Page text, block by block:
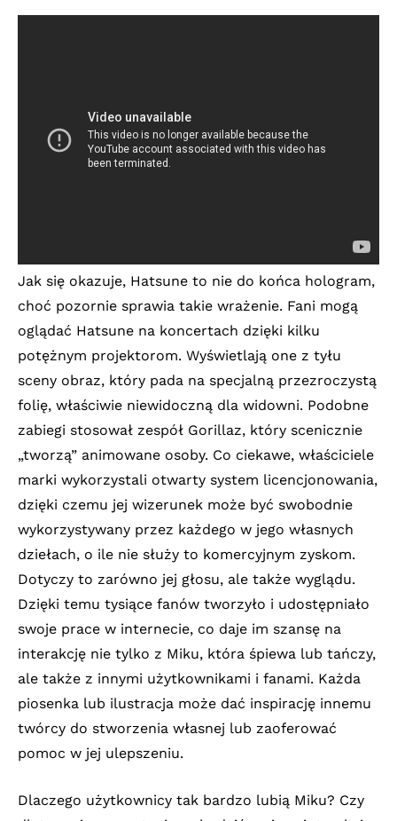
Jak się okazuje, Hatsune to nie do końca hologram,
choć pozornie sprawia takie wrażenie. Fani mogą
oglądać Hatsune na koncertach dzięki kilku
potężnym projektorom. Wyświetlają one z tyłu
sceny obraz, który pada na specjalną przezroczystą
folię, właściwie niewidoczną dla widowni. Podobne
zabiegi stosował zespół Gorillaz, który scenicznie
„tworzą” animowane osoby. Co ciekawe, właściciele
marki wykorzystali otwarty system licencjonowania,
dzięki czemu jej wizerunek może być swobodnie
wykorzystywany przez każdego w jego własnych
dziełach, o ile nie służy to komercyjnym zyskom.
Dotyczy to zarówno jej głosu, ale także wyglądu.
Dzięki temu tysiące fanów tworzyło i udostępniało
swoje prace w internecie, co daje im szansę na
interakcję nie tylko z Miku, która śpiewa lub tańczy,
ale także z innymi użytkownikami i fanami. Każda
piosenka lub ilustracja może dać inspirację innemu
twórcy do stworzenia własnej lub zaoferować
pomoc w jej ulepszeniu.
Dlaczego użytkownicy tak bardzo lubią Miku? Czy